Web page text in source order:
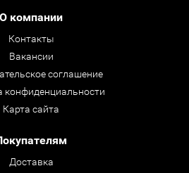
О компании
Контакты
Вакансии
соглашение
конфиденциальности
Карта сайта
Доставка